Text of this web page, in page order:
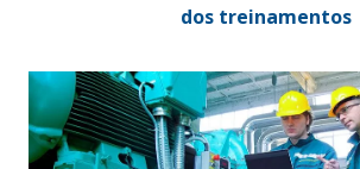
dos treinamentos